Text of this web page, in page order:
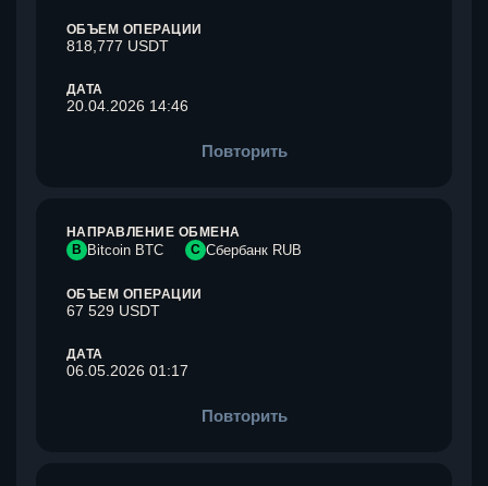
ОБЪЕМ ОПЕРАЦИИ
818,777 USDT
ДАТА
20.04.2026 14:46
Повторить
НАПРАВЛЕНИЕ ОБМЕНА
B Bitcoin BTC С Сбербанк RUB
ОБЪЕМ ОПЕРАЦИИ
67 529 USDT
ДАТА
06.05.2026 01:17
Повторить